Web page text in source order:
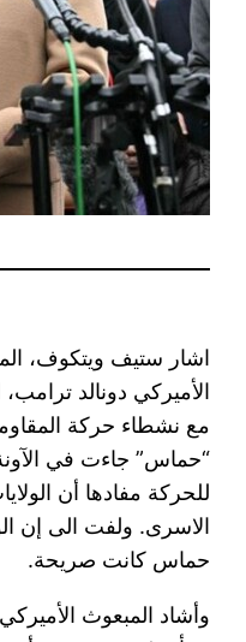
اشار ستيف ويتكوف،
الأميركي دونالد
مع نشطاء حركة
“حماس” جاءت في الآونة
للحركة مفادها أن
الاسرى. ولفت الى إن
حماس كانت صريحة.
وأشاد المبعوث